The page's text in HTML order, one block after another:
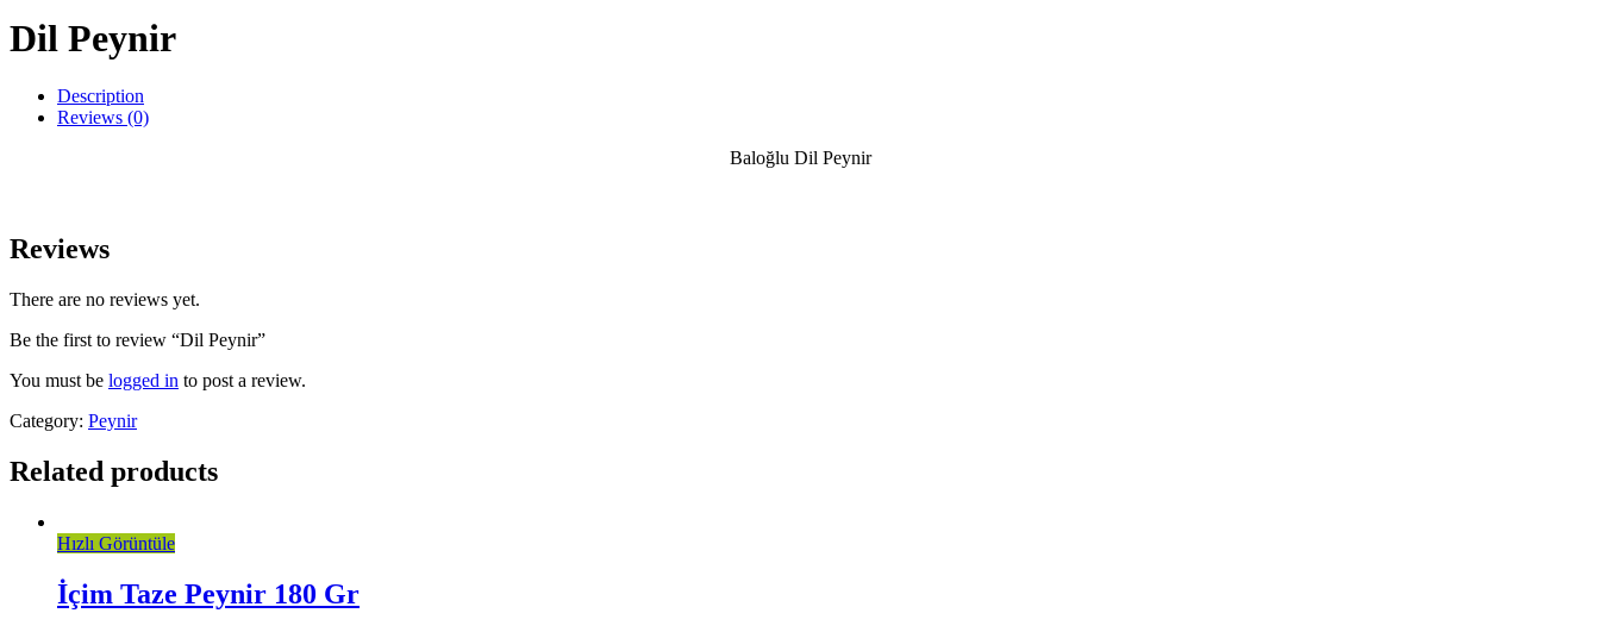
Dil Peynir
Description
Reviews (0)
Baloğlu Dil Peynir
Reviews
There are no reviews yet.
Be the first to review “Dil Peynir”
You must be logged in to post a review.
Category: Peynir
Related products
Hızlı Görüntüle
İçim Taze Peynir 180 Gr